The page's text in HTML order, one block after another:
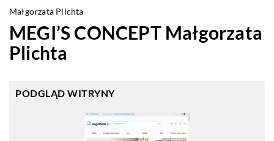
Małgorzata Plichta
MEGI’S CONCEPT Małgorzata
Plichta
PODGLĄD WITRYNY